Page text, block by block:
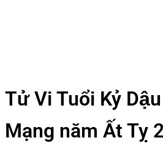
Tử Vi Tuổi Kỷ
Mạng năm Ất Tỵ